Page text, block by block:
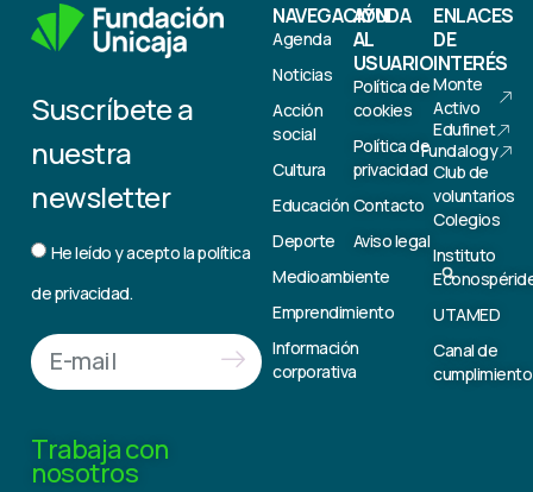
Suscríbete a
nuestra
newsletter
He leído y acepto lapolítica
de privacidad.
Trabaja con
nosotros
NAVEGACIÓN
Agenda
Noticias
Acción
social
Cultura
Educación
Deporte
Medioambiente
Emprendimiento
Información
corporativa
AYUDA
AL
USUARIO
Política de
cookies
Política de
privacidad
Contacto
Aviso legal
ENLACES
DE
INTERÉS
Monte
Activo
Edufinet
Fundalogy
Club de
voluntarios
Colegios
Instituto
UTAMED
Canal de
cumplimiento